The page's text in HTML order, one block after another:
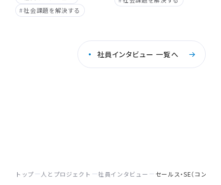
#社会課題を解決する
社員インタビュー 一覧へ
トップ 人とプロジェクト 社員インタビュー セールス・SE（コンサ